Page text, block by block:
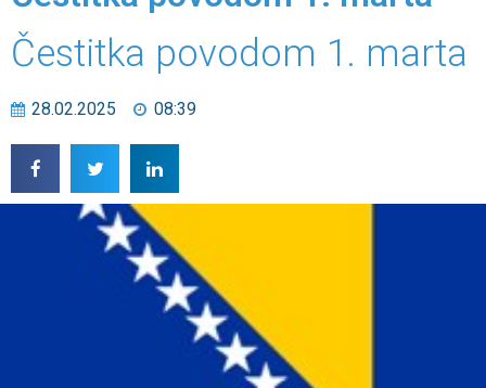
Čestitka povodom 1. marta
28.02.2025 08:39